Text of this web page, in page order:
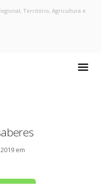
RJ
Território, Agricultura e
em